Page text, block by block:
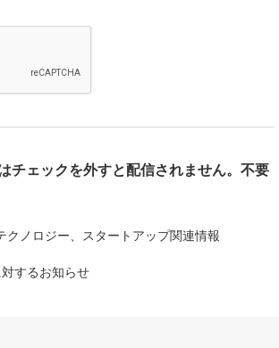
チェックを外すと配信されません。不要
クノロジー、スタートアップ関連情報
するお知らせ